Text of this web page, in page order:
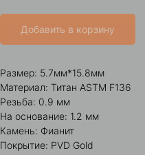
Добавить в корзину
Размер: 5.7мм*15.8мм
Материал: Титан ASTM F136
Резьба: 0.9 мм
На основание: 1.2 мм
Камень: Фианит
Покрытие: PVD Gold